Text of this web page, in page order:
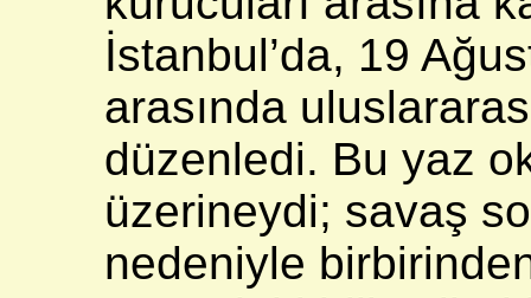
İstanbul’da, 19
arasında
düzenledi. Bu yaz
üzerineydi; savaş
nedeniyle